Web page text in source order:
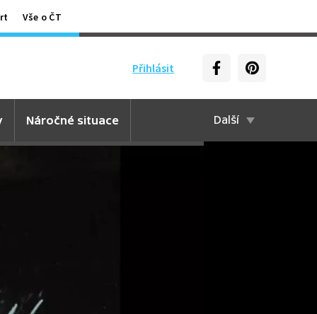
Vše o ČT
Přihlásit
Náročné situace Další